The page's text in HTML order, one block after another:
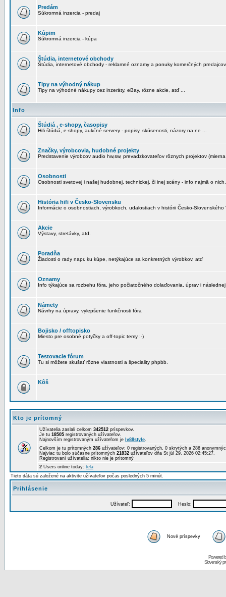
Predám
Súkromná inzercia - predaj
Kúpim
Súkromná inzercia - kúpa
Štúdia, internetové obchody
Štúdia, internetové obchody - reklamné oznamy a ponuky komerčných predajcov
Tipy na výhodný nákup
Tipy na výhodné nákupy cez inzeráty, eBay, rôzne akcie, atď ...
Info
Štúdiá , e-shopy, časopisy
Hifi štúdiá, e-shopy, aukčné servery - popisy, skúsenosti, názory na ne ...
Značky, výrobcovia, hudobné projekty
Predstavenie výrobcov audio hw,sw, prevadzkovateľov rôznych projektov
Osobnosti
Osobnosti svetovej i našej hudobnej, technickej, či inej scény - info najmä o
História hifi v Česko-Slovensku
Informácie o osobnostiach, výrobkoch, udalostiach v histórii Česko-Slovenského
Akcie
Výstavy, stretávky, atd.
Poradňa
Žiadosti o rady napr. ku kúpe, netýkajúce sa konkretných výrobkov, atď
Oznamy
Info týkajúce sa rozbehu fóra, jeho počiatočného dolaďovania, úprav i
Námety
Návrhy na úpravy, vylepšenie funkčnosti fóra
Bojisko / offtopisko
Miesto pre osobné potyčky a off-topic temy :-)
Testovacie fórum
Tu si môžete skušať rôzne vlastnosti a špeciality phpbb.
Kôš
Kto je prítomný
Užívatelia zaslali celkom 342512 príspevkov.
Je tu 18505 registrovaných užívateľov.
Najnovším registrovaným užívateľom je lv88style.
Celkom je tu prítomných 286 užívateľov: 0 registrovaných, 0 skrytých a 286
Najviac tu bolo súčasne prítomných 21832 užívateľov dňa St júl 29, 2026 02:45:27.
Registrovaní užívatelia: nikto nie je prítomný
2 Users online today: tela
Tieto dáta sú založené na aktivite užívateľov počas posledných 5 minút.
Prihlásenie
Užívateľ: Heslo:
Nové príspevky
Powered
Slovenský